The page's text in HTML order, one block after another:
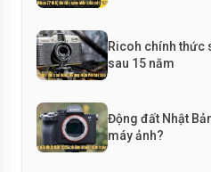
Ricoh chính thức sở hữu thương hiệu Pentax
sau 15 năm
Động đất Nhật Bản 2026 có làm khan hiếm
máy ảnh?